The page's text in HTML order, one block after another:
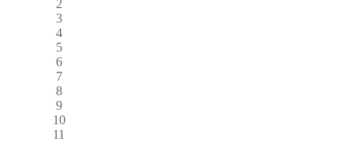
2
3
4
5
6
7
8
9
10
11